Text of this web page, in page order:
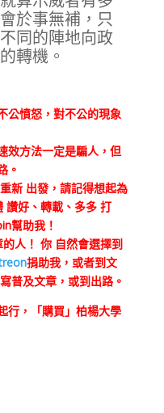
於事無補，只
同的陣地向政
轉機。
公憤怒，對不公的現象
效方法一定是騙人，但
。
新 出發，請記得想起為
讚好、轉載、多多 打
幫助我！
人！ 你 自然會選擇到
捐助我，或者到文
普及文章，或到出路。
行，「購買」柏楊大學